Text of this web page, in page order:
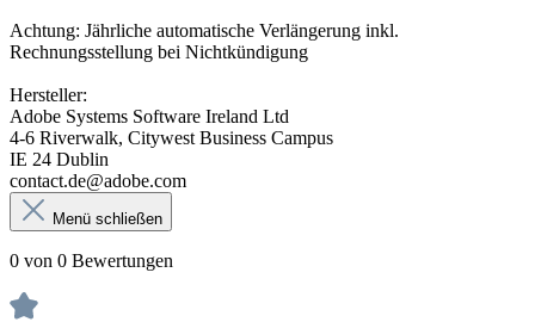
Achtung: Jährliche automatische Verlängerung inkl.
Rechnungsstellung bei Nichtkündigung
Hersteller:
Adobe Systems Software Ireland Ltd
4-6 Riverwalk, Citywest Business Campus
IE 24 Dublin
contact.de@adobe.com
Menü schließen
0 von 0 Bewertungen